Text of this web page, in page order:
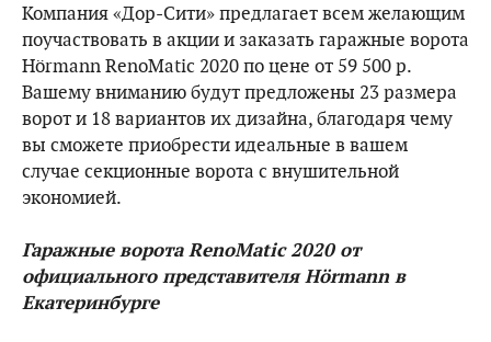
Компания «Дор-Сити» предлагает всем желающим
поучаствовать в акции и заказать гаражные ворота
Hörmann RenoMatic 2020 по цене от 59 500 р.
Вашему вниманию будут предложены 23 размера
ворот и 18 вариантов их дизайна, благодаря чему
вы сможете приобрести идеальные в вашем
случае секционные ворота с внушительной
экономией.
Гаражные ворота RenoMatic 2020 от
официального представителя Hörmann в
Екатеринбурге